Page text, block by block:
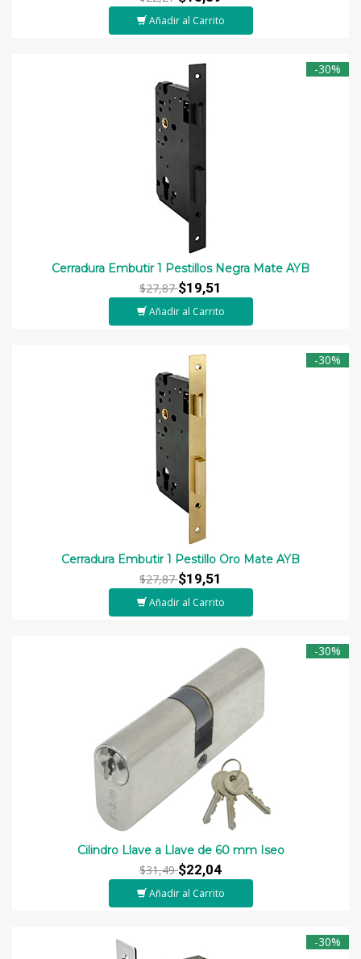
Añadir al Carrito
-30%
Cerradura Embutir 1 Pestillos Negra Mate AYB
$27,87$19,51
Añadir al Carrito
-30%
Cerradura Embutir 1 Pestillo Oro Mate AYB
$27,87$19,51
Añadir al Carrito
-30%
Cilindro Llave a Llave de 60 mm Iseo
$31,49$22,04
Añadir al Carrito
-30%